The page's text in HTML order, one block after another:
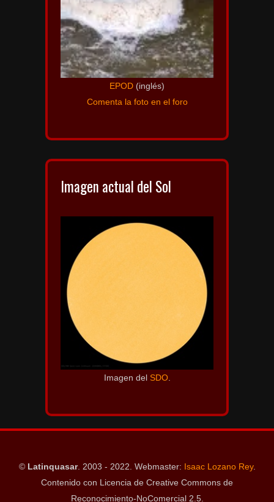
EPOD (inglés)
Comenta la foto en el foro
Imagen actual del Sol
Imagen del SDO.
© Latinquasar. 2003 - 2022. Webmaster: Isaac Lozano Rey.
Contenido con Licencia de Creative Commons de
Reconocimiento-NoComercial 2.5.